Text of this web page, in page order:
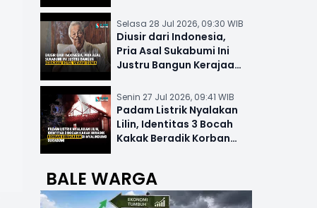
Selasa 28 Jul 2026, 09:30 WIB
Diusir dari Indonesia,
Pria Asal Sukabumi Ini
Justru Bangun Kerajaan
Senin 27 Jul 2026, 09:41 WIB
Padam Listrik Nyalakan
Lilin, Identitas 3 Bocah
Kakak Beradik Korban
BALE WARGA